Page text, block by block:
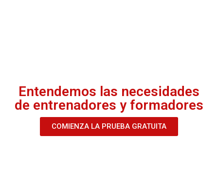
Entendemos las necesidades
de entrenadores y formadores
COMIENZA LA PRUEBA GRATUITA